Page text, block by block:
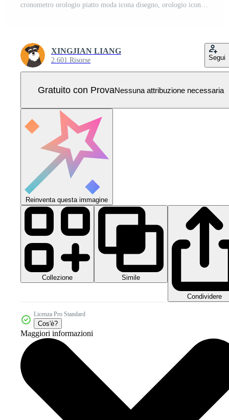
cronometro orologio piatto moda icona disegno, orologio icona, Vettore Pro
XINGJIAN LIANG
2.601 Risorse Segui
Gratuito con ProvaNessuna attribuzione necessaria
Reinventa questa immagine
Collezione Simile
Condividere
Licenza Pro Standard
Cos'è?
Maggiori informazioni